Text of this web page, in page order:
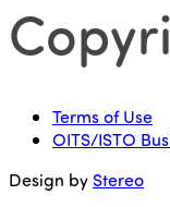
Terms of Use
OITS/ISTO
Design by Stereo